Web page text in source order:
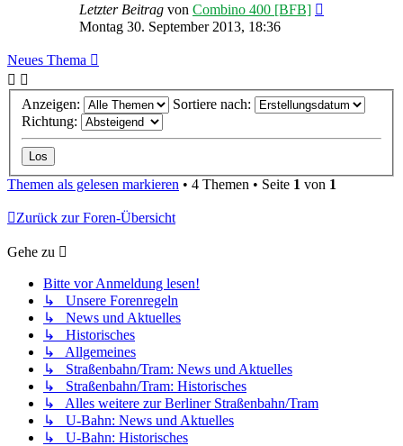
Letzter Beitrag von Combino 400 [BFB]
Montag 30. September 2013, 18:36
Neues Thema
Anzeigen:
Sortiere nach:
Richtung:
Themen als gelesen markieren • 4 Themen • Seite 1 von 1
Zurück zur Foren-Übersicht
Gehe zu
Bitte vor Anmeldung lesen!
↳ Unsere Forenregeln
↳ News und Aktuelles
↳ Historisches
↳ Allgemeines
↳ Straßenbahn/Tram: News und Aktuelles
↳ Straßenbahn/Tram: Historisches
↳ Alles weitere zur Berliner Straßenbahn/Tram
↳ U-Bahn: News und Aktuelles
↳ U-Bahn: Historisches